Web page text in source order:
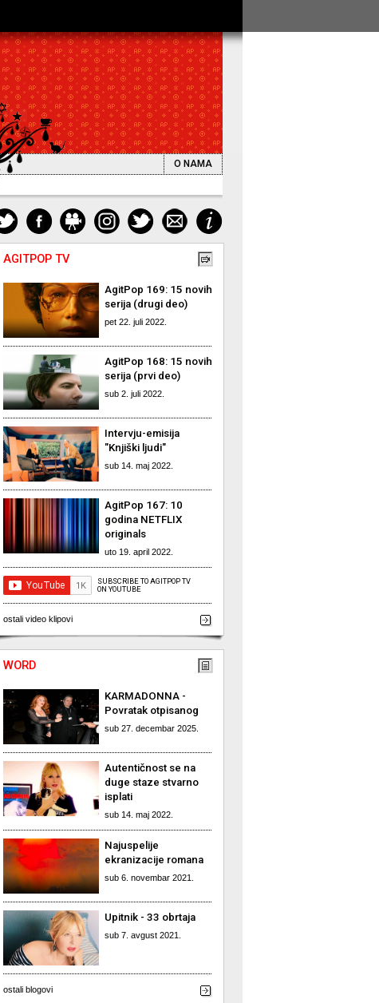
O NAMA
AGITPOP TV
AgitPop 169: 15 novih
serija (drugi deo)
pet 22. juli 2022.
AgitPop 168: 15 novih
serija (prvi deo)
sub 2. juli 2022.
Intervju-emisija
"Knjiški ljudi"
sub 14. maj 2022.
AgitPop 167: 10
godina NETFLIX
originals
uto 19. april 2022.
SUBSCRIBE TO AGITPOP TV
ON YOUTUBE
ostali video klipovi
WORD
KARMADONNA -
Povratak otpisanog
sub 27. decembar 2025.
Autentičnost se na
duge staze stvarno
isplati
sub 14. maj 2022.
Najuspelije
ekranizacije romana
sub 6. novembar 2021.
Upitnik - 33 obrtaja
sub 7. avgust 2021.
ostali blogovi